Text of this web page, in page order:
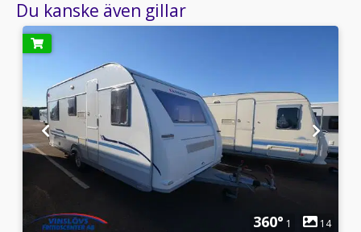
Du kanske även gillar
360°1
14